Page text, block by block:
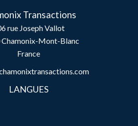
Transactions
rue Joseph Vallot
Chamonix-Mont-Blanc
France
LANGUES